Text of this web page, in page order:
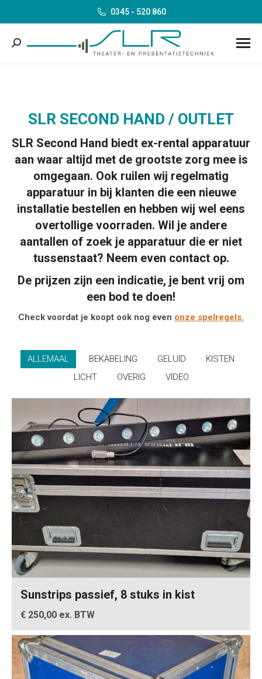
0345 - 520 860
Search:
SLR SECOND HAND / OUTLET
SLR Second Hand biedt ex-rental apparatuur
aan waar altijd met de grootste zorg mee is
omgegaan. Ook ruilen wij regelmatig
apparatuur in bij klanten die een nieuwe
installatie bestellen en hebben wij wel eens
overtollige voorraden. Wil je andere
aantallen of zoek je apparatuur die er niet
tussenstaat? Neem even contact op.
De prijzen zijn een indicatie, je bent vrij om
een bod te doen!
Check voordat je koopt ook nog even onze spelregels.
ALLEMAAL BEKABELING GELUID
KISTEN
LICHT
OVERIG VIDEO
Sunstrips passief, 8 stuks in kist
€ 250,00 ex. BTW